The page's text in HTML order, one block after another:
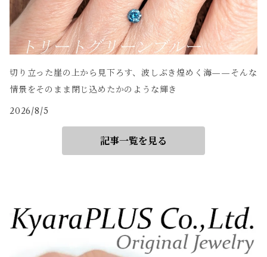
切り立った崖の上から見下ろす、波しぶき煌めく海——そんな
情景をそのまま閉じ込めたかのような輝き
2026/8/5
記事一覧を見る